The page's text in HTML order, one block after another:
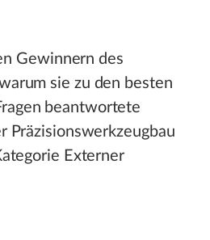
Gewinnern des
sie zu den besten
beantwortete
Präzisionswerkzeugbau
Externer